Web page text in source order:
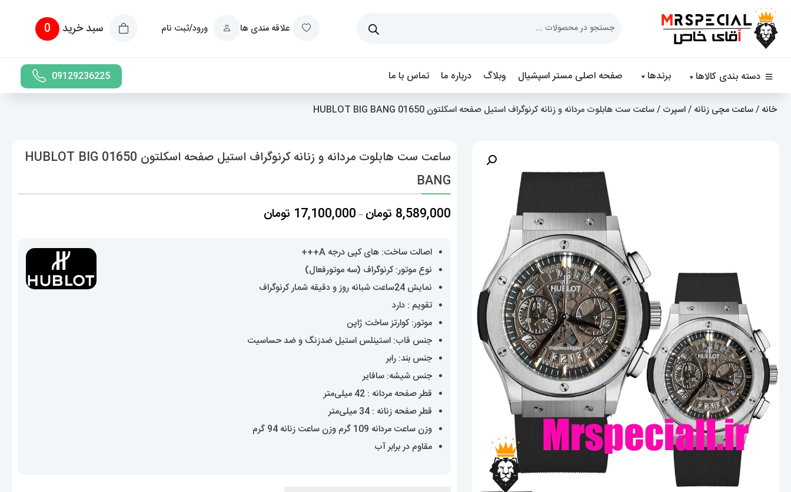
علاقه مندی ها ورود/ثبت نام سبد خرید 0
دسته بندی کالاها برندها صفحه اصلی مستر اسپشیال وبلاگ درباره ما تماس با ما 09129236225
خانه /ساعت مچی زنانه /اسپرت / ساعت ست هابلوت مردانه و زنانه کرنوگراف استیل صفحه اسکلتون 01650 HUBLOT BIG BANG
ساعت ست هابلوت مردانه و زنانه کرنوگراف استیل صفحه اسکلتون 01650 HUBLOT BIG
BANG
8,589,000 تومان –
17,100,000 تومانمحدوده
17,100,000 تومان
اصالت ساخت: های کپی درجه A+++
نوع موتور: کرنوگراف (سه موتورفعال)
نمایش 24ساعت شبانه روز و دقیقه شمار کرنوگراف
تقویم : دارد
موتور: کوارتز ساخت ژاپن
جنس قاب: استینلس استیل ضدزنگ و ضد حساسیت
جنس بند: رابر
جنس شیشه: سافایر
قطر صفحه مردانه : 42 میلی‌متر
قطر صفحه زنانه : 34 میلی‌متر
وزن ساعت مردانه 109 گرم وزن ساعت زنانه 94 گرم
مقاوم در برابر آب